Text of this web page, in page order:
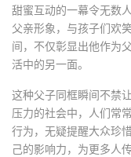
甜蜜互动的一幕令无数
父亲形象，与孩子们欢
间，不仅彰显出他作为
活中的另一面。
这种父子同框瞬间不禁
压力的社会中，人们常
行为，无疑提醒大众珍
己的影响力，为更多人